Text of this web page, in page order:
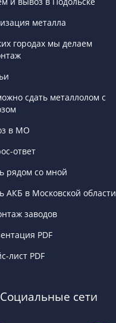
металла
городах мы делаем
сдать металлолом с
в МО
ответ
рядом со мной
АКБ в Московской области
заводов
PDF
лист PDF
Социальные сети